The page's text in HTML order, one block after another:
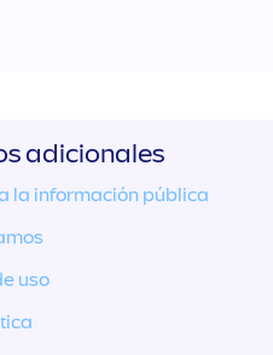
adicionales
la información pública
uso